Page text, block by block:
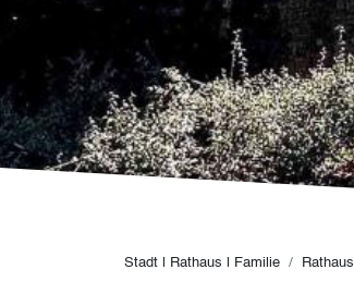
Pfadnavigation
Stadt | Rathaus | Familie Rathaus